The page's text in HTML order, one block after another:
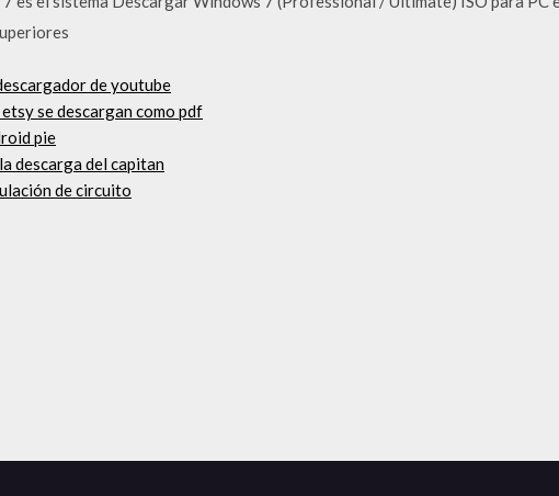
de youtube
se descargan como pdf
pie
descarga del capitan
de circuito